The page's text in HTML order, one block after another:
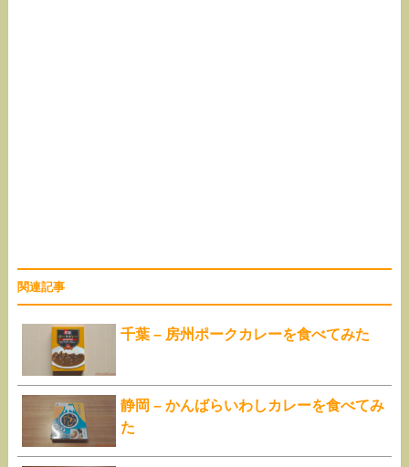
関連記事
千葉 – 房州ポークカレーを食べてみた
静岡 – かんばらいわしカレーを食べてみ
た